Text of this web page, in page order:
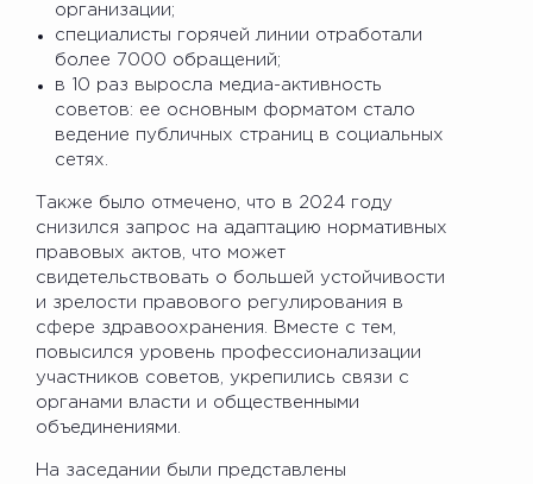
организации;
специалисты горячей линии отработали
более 7000 обращений;
в 10 раз выросла медиа-активность
советов: ее основным форматом стало
ведение публичных страниц в социальных
сетях.
Также было отмечено, что в 2024 году
снизился запрос на адаптацию нормативных
правовых актов, что может
свидетельствовать о большей устойчивости
и зрелости правового регулирования в
сфере здравоохранения. Вместе с тем,
повысился уровень профессионализации
участников советов, укрепились связи с
органами власти и общественными
объединениями.
На заседании были представлены